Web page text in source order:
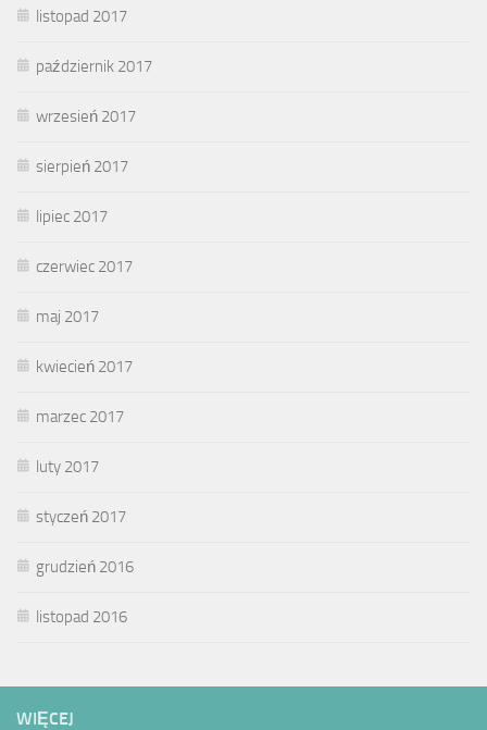
listopad 2017
październik 2017
wrzesień 2017
sierpień 2017
lipiec 2017
czerwiec 2017
maj 2017
kwiecień 2017
marzec 2017
luty 2017
styczeń 2017
grudzień 2016
listopad 2016
WIĘCEJ